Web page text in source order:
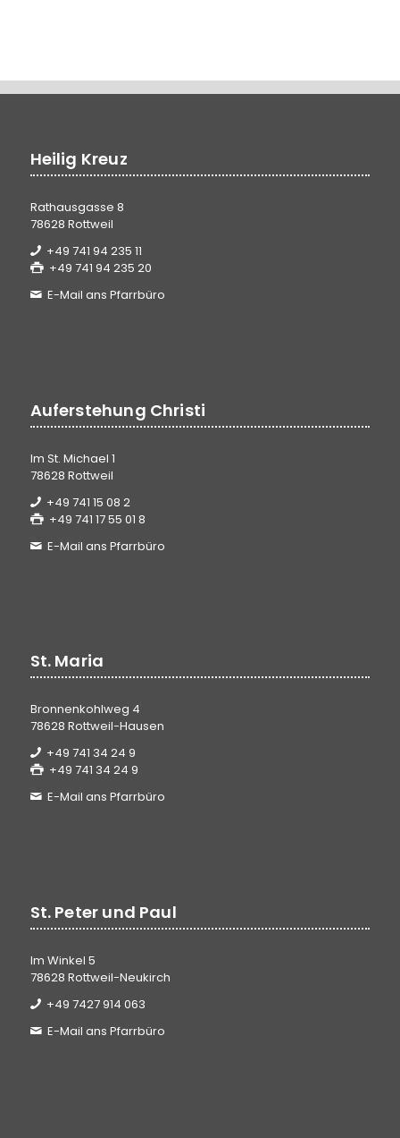
Heilig Kreuz
Rathausgasse 8
78628 Rottweil
+49 741 94 235 11
+49 741 94 235 20
E-Mail ans Pfarrbüro
Auferstehung Christi
Im St. Michael 1
78628 Rottweil
+49 741 15 08 2
+49 741 17 55 01 8
E-Mail ans Pfarrbüro
St. Maria
Bronnenkohlweg 4
78628 Rottweil-Hausen
+49 741 34 24 9
+49 741 34 24 9
E-Mail ans Pfarrbüro
St. Peter und Paul
Im Winkel 5
78628 Rottweil-Neukirch
+49 7427 914 063
E-Mail ans Pfarrbüro